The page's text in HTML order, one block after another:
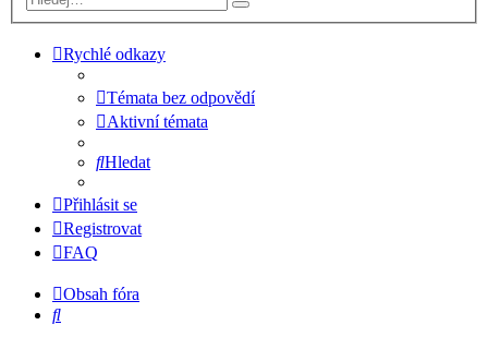
Rychlé odkazy
Témata bez odpovědí
Aktivní témata
Hledat
Přihlásit se
Registrovat
FAQ
Obsah fóra
Hledat